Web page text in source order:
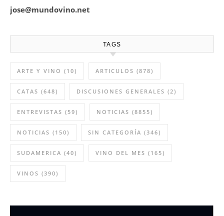
jose@mundovino.net
TAGS
ARTE Y VINO (10) ARTICULOS (878)
CATAS (648) DISCUSIONES GENERALES (2)
ENTREVISTAS (59) NOTICIAS (8855)
NOTICIAS (150) SIN CATEGORÍA (346)
SUDAMERICA (40) VINO DEL MES (165)
VINOS (390)